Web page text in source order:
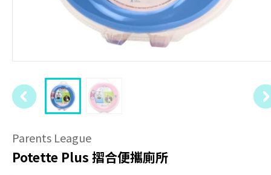
Parents League
Potette Plus 摺合便攜廁所